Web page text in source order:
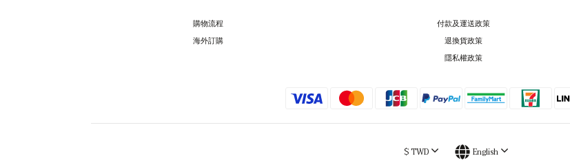
購物流程
海外訂購
付款及運送政策
退換貨政策
隱私權政策
$TWD English